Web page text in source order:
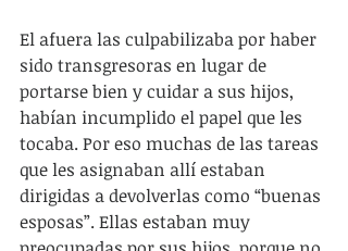
El afuera las culpabilizaba por haber
sido transgresoras en lugar de
portarse bien y cuidar a sus hijos,
habían incumplido el papel que les
tocaba. Por eso muchas de las tareas
que les asignaban allí estaban
dirigidas a devolverlas como “buenas
esposas”. Ellas estaban muy